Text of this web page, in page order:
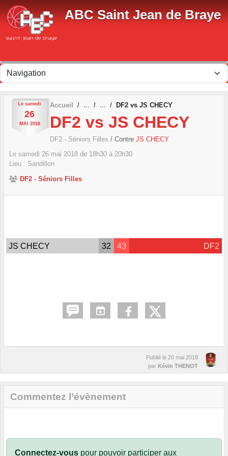
ABC Saint Jean de Braye
Le samedi
26
MAI 2018
Accueil DF2 vs JS CHECY
DF2 vs JS CHECY
DF2 - Séniors Filles / Contre JS CHECY
Le samedi 26 mai 2018 de 18h30 à 20h30
Lieu : Sandillon
DF2 - Séniors Filles
JS CHECY 32 43 DF2
Publié le 20 mai 2018
par Kévin THENOT
Commentez l’évènement
Connectez-vous pour pouvoir participer aux
Panneau de gestion des cookies